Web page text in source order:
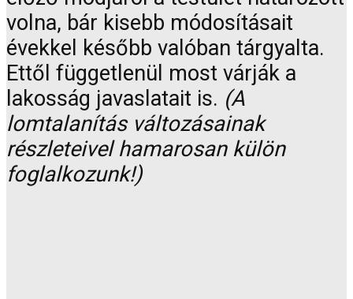
volna, bár kisebb módosításait
évekkel később valóban tárgyalta.
Ettől függetlenül most várják a
lakosság javaslatait is. (A
lomtalanítás változásainak
részleteivel hamarosan külön
foglalkozunk!)